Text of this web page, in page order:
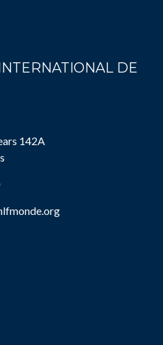
DE
142A